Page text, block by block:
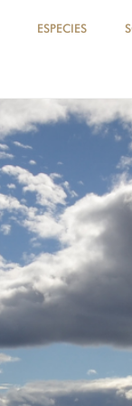
ESPECIES